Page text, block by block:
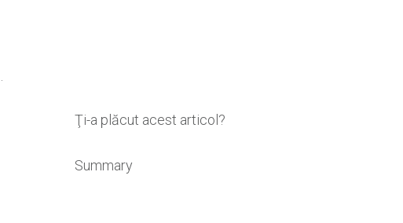
Ţi-a plăcut acest articol?
Summary